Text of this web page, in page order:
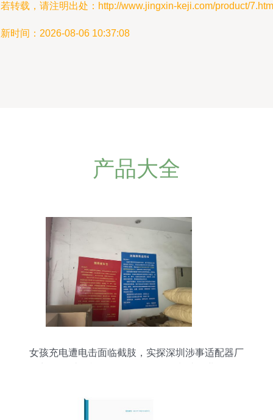
转载，请注明出处：http://www.jingxin-keji.com/product/
时间：2026-08-06 10:37:08
产品大全
女孩充电遭电击面临截肢，实探深圳涉事适配器厂